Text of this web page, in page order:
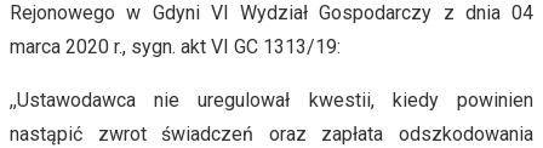
Rejonowego w Gdyni VI Wydział Gospodarczy z dnia 04
marca 2020 r., sygn. akt VI GC 1313/19:
,,Ustawodawca nie uregulował kwestii, kiedy powinien
nastąpić zwrot świadczeń oraz zapłata odszkodowania